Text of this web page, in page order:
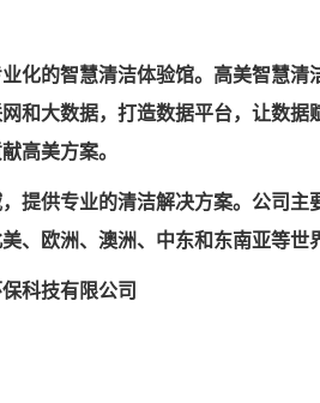
化的智慧清洁体验馆。高美智慧
和大数据，打造数据平台，让数
高美方案。
提供专业的清洁解决方案。公司
、欧洲、澳洲、中东和东南亚等世
科技有限公司